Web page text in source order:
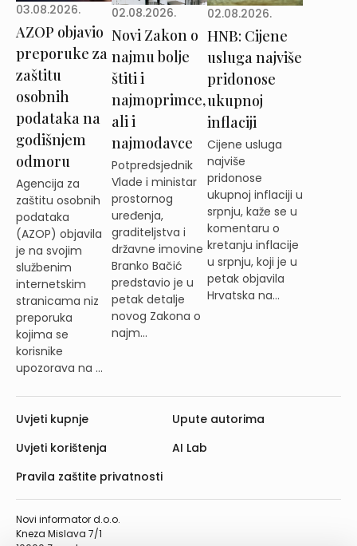
03.08.2026.
AZOP objavio
preporuke za
zaštitu
osobnih
podataka na
godišnjem
odmoru
Agencija za
zaštitu osobnih
podataka
(AZOP) objavila
je na svojim
službenim
internetskim
stranicama niz
preporuka
kojima se
korisnike
upozorava na ...
02.08.2026.
Novi Zakon o
najmu bolje
štiti i
najmoprimce,
ali i
najmodavce
Potpredsjednik
Vlade i ministar
prostornog
uređenja,
graditeljstva i
državne imovine
Branko Bačić
predstavio je u
petak detalje
novog Zakona o
najm...
02.08.2026.
HNB: Cijene
usluga najviše
pridonose
ukupnoj
inflaciji
Cijene usluga
najviše
pridonose
ukupnoj inflaciji u
srpnju, kaže se u
komentaru o
kretanju inflacije
u srpnju, koji je u
petak objavila
Hrvatska na...
Novi informator d.o.o.
Kneza Mislava 7/1
Uvjeti kupnje
Uvjeti korištenja
Pravila zaštite privatnosti
Upute autorima
AI Lab